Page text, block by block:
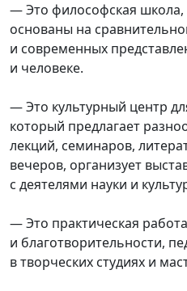
— Это философская школа,
основаны на
и современных
и человеке.
— Это культурный центр
который предлагает
лекций, семинаров,
вечеров, организует
с деятелями науки и
— Это практическая
и благотворительности,
в творческих студиях и